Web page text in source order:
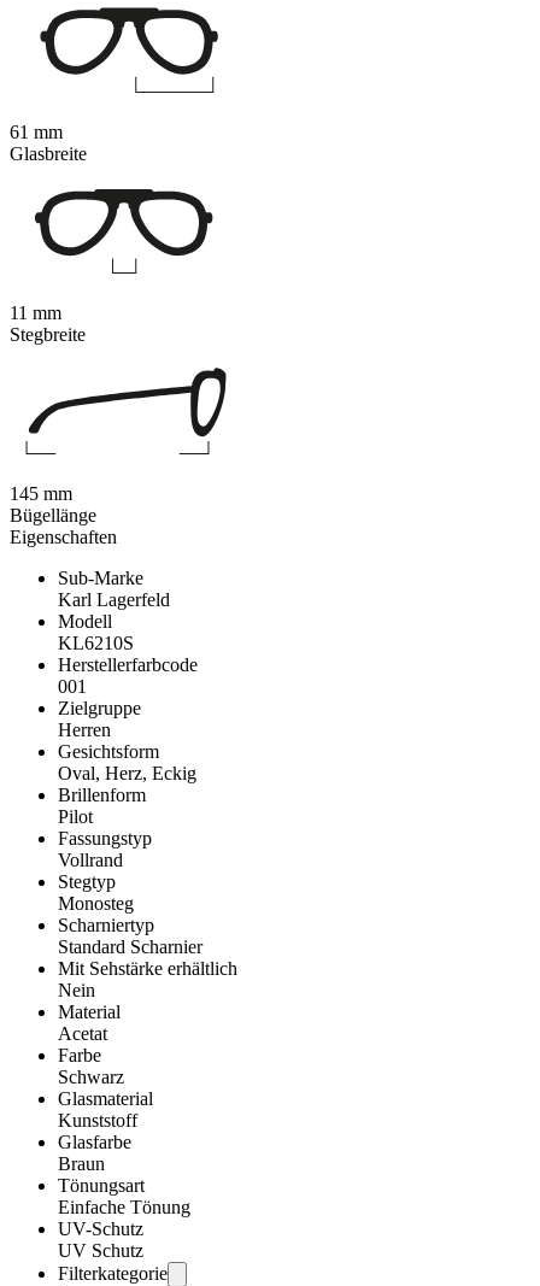
Eigenschaften
Sub-Marke
Karl Lagerfeld
Modell
KL6210S
Herstellerfarbcode
001
Zielgruppe
Herren
Gesichtsform
Oval, Herz, Eckig
Brillenform
Pilot
Fassungstyp
Vollrand
Stegtyp
Monosteg
Scharniertyp
Standard Scharnier
Mit Sehstärke erhältlich
Nein
Material
Acetat
Farbe
Schwarz
Glasmaterial
Kunststoff
Glasfarbe
Braun
Tönungsart
Einfache Tönung
UV-Schutz
UV Schutz
Filterkategorie
61 mm
Glasbreite
11 mm
Stegbreite
145 mm
Bügellänge